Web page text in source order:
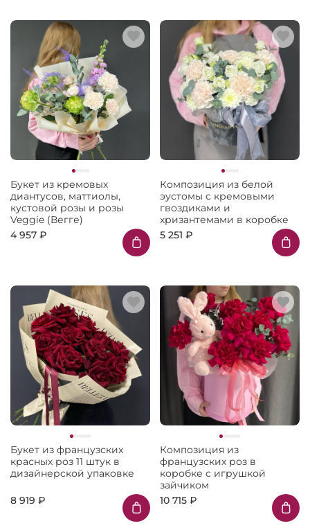
Букет из кремовых
диантусов, маттиолы,
кустовой розы и розы
Veggie (Вегге)
4 957 ₽
Композиция из белой
эустомы с кремовыми
гвоздиками и
хризантемами в коробке
5 251 ₽
Букет из французских
красных роз 11 штук в
дизайнерской упаковке
8 919 ₽
Композиция из
французских роз в
коробке с игрушкой
зайчиком
10 715 ₽